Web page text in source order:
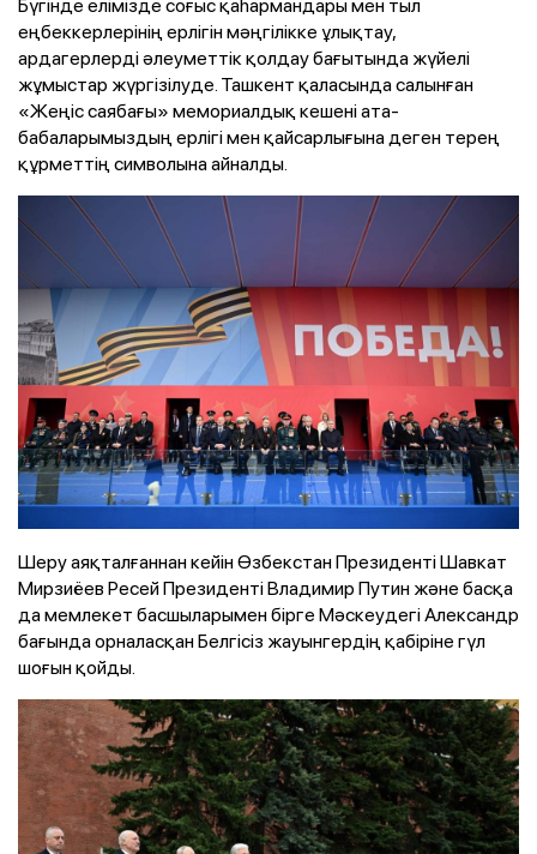
еңбеккерлерінің ерлігін мәңгілікке ұлықтау,
ардагерлерді әлеуметтік қолдау бағытында жүйелі
жұмыстар жүргізілуде. Ташкент қаласында салынған
«Жеңіс саябағы» мемориалдық кешені ата-
бабаларымыздың ерлігі мен қайсарлығына деген терең
құрметтің символына айналды.
Шеру аяқталғаннан кейін Өзбекстан Президенті Шавкат
Мирзиёев Ресей Президенті Владимир Путин және басқа
да мемлекет басшыларымен бірге Мәскеудегі Александр
бағында орналасқан Белгісіз жауынгердің қабіріне гүл
шоғын қойды.